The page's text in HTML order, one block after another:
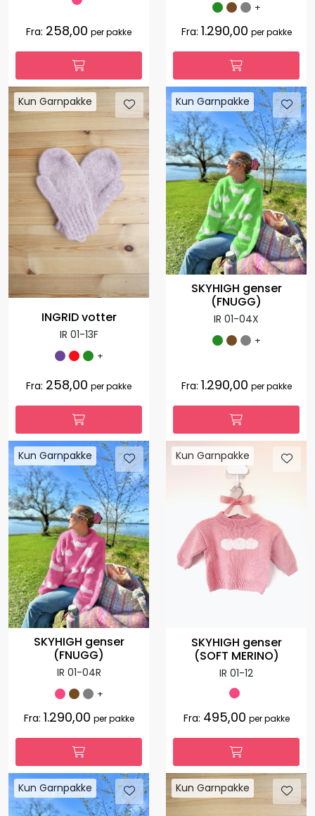
Fra: 258,00 per pakke
+
Fra: 1.290,00 per pakke
Kun Garnpakke
INGRID votter
IR 01-13F
+
Fra: 258,00 per pakke
Kun Garnpakke
SKYHIGH genser
(FNUGG)
IR 01-04X
+
Fra: 1.290,00 per pakke
Kun Garnpakke
SKYHIGH genser
(FNUGG)
IR 01-04R
+
Fra: 1.290,00 per pakke
Kun Garnpakke
SKYHIGH genser
(SOFT MERINO)
IR 01-12
Fra: 495,00 per pakke
Kun Garnpakke Kun Garnpakke